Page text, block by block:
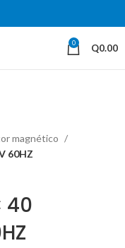
0 Q0.00
magnético
60HZ
40